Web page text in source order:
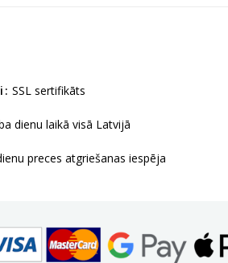
SSL sertifikāts
dienu laikā visā Latvijā
preces atgriešanas iespēja